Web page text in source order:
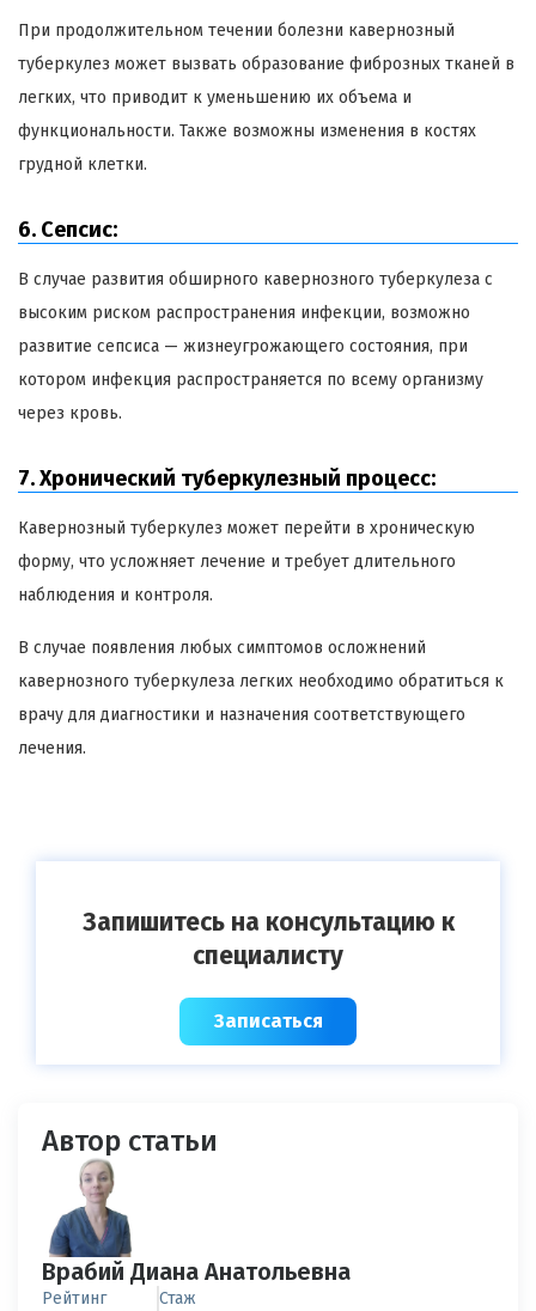
При продолжительном течении болезни кавернозный
туберкулез может вызвать образование фиброзных тканей в
легких, что приводит к уменьшению их объема и
функциональности. Также возможны изменения в костях
грудной клетки.
6. Сепсис:
В случае развития обширного кавернозного туберкулеза с
высоким риском распространения инфекции, возможно
развитие сепсиса — жизнеугрожающего состояния, при
котором инфекция распространяется по всему организму
через кровь.
7. Хронический туберкулезный процесс:
Кавернозный туберкулез может перейти в хроническую
форму, что усложняет лечение и требует длительного
наблюдения и контроля.
В случае появления любых симптомов осложнений
кавернозного туберкулеза легких необходимо обратиться к
врачу для диагностики и назначения соответствующего
лечения.
Запишитесь на консультацию к
специалисту
Записаться
Автор статьи
Врабий Диана Анатольевна
Рейтинг Стаж